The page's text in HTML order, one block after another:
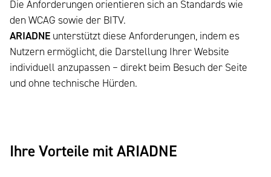
Die Anforderungen orientieren sich an Standards wie
den WCAG sowie der BITV.
ARIADNE unterstützt diese Anforderungen, indem es
Nutzern ermöglicht, die Darstellung Ihrer Website
individuell anzupassen – direkt beim Besuch der Seite
und ohne technische Hürden.
Ihre Vorteile mit ARIADNE